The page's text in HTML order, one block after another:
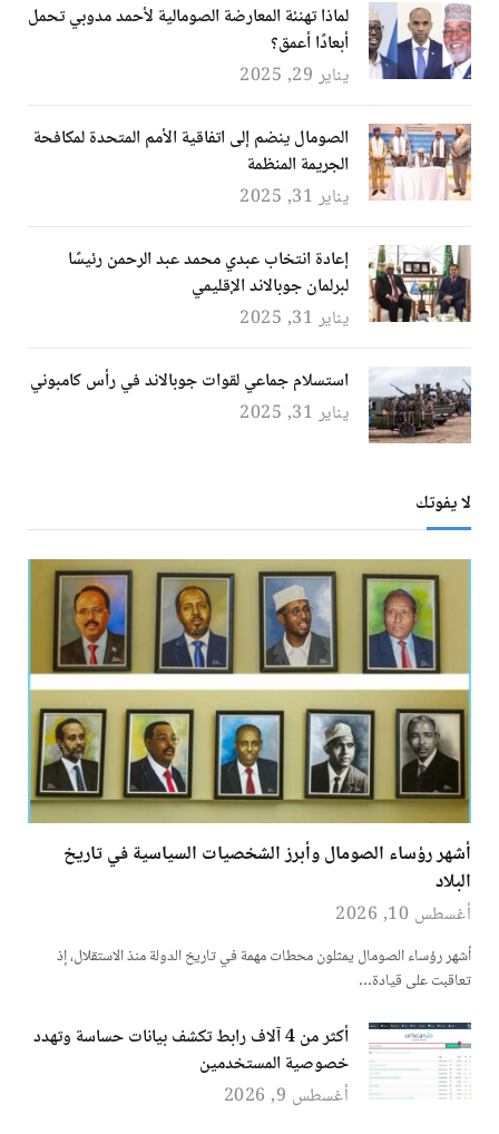
لماذا تهنئة المعارضة الصومالية لأحمد مدوبي تحمل
أبعادًا أعمق؟
يناير 29, 2025
الصومال ينضم إلى اتفاقية الأمم المتحدة لمكافحة
الجريمة المنظمة
يناير 31, 2025
إعادة انتخاب عبدي محمد عبد الرحمن رئيسًا
لبرلمان جوبالاند الإقليمي
يناير 31, 2025
استسلام جماعي لقوات جوبالاند في رأس كامبوني
يناير 31, 2025
لا يفوتك
أشهر رؤساء الصومال وأبرز الشخصيات السياسية في تاريخ
البلاد
أغسطس 10, 2026
أشهر رؤساء الصومال يمثلون محطات مهمة في تاريخ الدولة منذ الاستقلال، إذ
تعاقبت على قيادة…
أكثر من 4 آلاف رابط تكشف بيانات حساسة وتهدد
خصوصية المستخدمين
أغسطس 9, 2026